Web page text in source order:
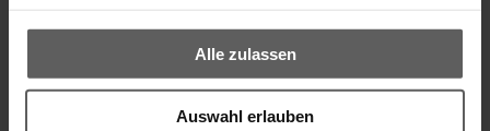
Alle zulassen
Auswahl erlauben